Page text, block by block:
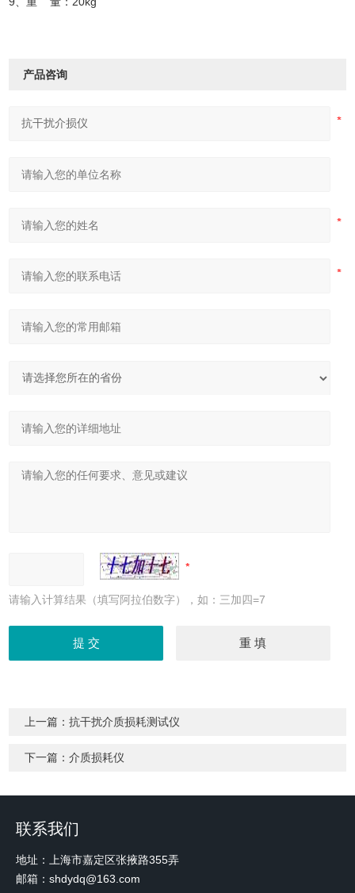
产品咨询
请输入计算结果（填写阿拉伯数字），如：三加四=7
上一篇：抗干扰介质损耗测试仪
下一篇：介质损耗仪
联系我们
地址：上海市嘉定区张掖路355弄
邮箱：shdydq@163.com